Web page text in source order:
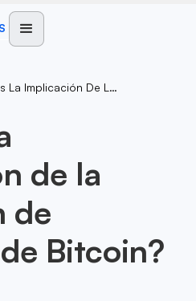
¿Cuál Es La Implicación De La Expiración De Opciones De Bitcoin?
de la
de
Bitcoin?